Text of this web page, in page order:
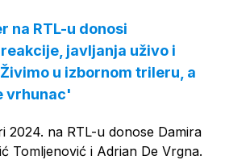
na RTL-u donosi
javljanja uživo i
u izbornom trileru, a
vrhunac'
2024. na RTL-u donose Damira
Tomljenović i Adrian De Vrgna.